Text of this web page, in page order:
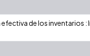
de los inventarios